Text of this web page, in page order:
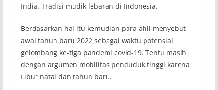
India. Tradisi mudik lebaran di Indonesia.
Berdasarkan hal itu kemudian para ahli menyebut
awal tahun baru 2022 sebagai waktu potensial
gelombang ke-tiga pandemi covid-19. Tentu masih
dengan argumen mobilitas penduduk tinggi karena
Libur natal dan tahun baru.